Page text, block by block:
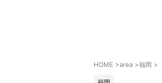
HOME >area >福岡 >